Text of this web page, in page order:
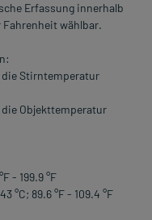
Erfassung innerhalb
wählbar.
die Stirntemperatur
Objekttemperatur
- 199.9 °F
°C; 89.6 °F - 109.4 °F